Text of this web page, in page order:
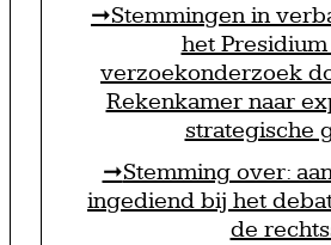
Stemmingen in
het
verzoekonderzoek
Rekenkamer naar
strategische
Stemming over:
ingediend bij het
de